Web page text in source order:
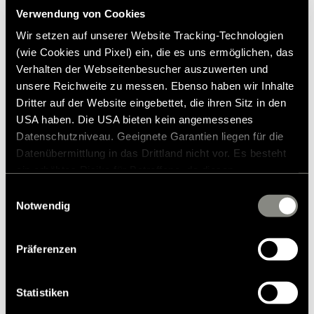
Verwendung von Cookies
Wir setzen auf unserer Website Tracking-Technologien
(wie Cookies und Pixel) ein, die es uns ermöglichen, das
Verhalten der Webseitenbesucher auszuwerten und
unsere Reichweite zu messen. Ebenso haben wir Inhalte
Dritter auf der Website eingebettet, die ihren Sitz in den
USA haben. Die USA bieten kein angemessenes
Datenschutzniveau. Geeignete Garantien liegen für die
Datenübermittlung in das Drittland nicht vor. Es besteht
zustehen. Eingesetzte Dienstleister können Daten für
zusammenführen. Weitere Informationen finden Sie in
unsererDatenschutzerklärung
. Akzeptieren Sie oder
Einstellungen aus, erteilen Sie uns Ihre Einwilligung zur
Verarbeitung Ihrer Daten zu den genannten Zwecken. Die
Notwendig
Präferenzen
Statistiken
Material: 60% bomull / 40% polyester
Single jersey, 190 gr/m²
Färg: antracit
Tillgängliga storlekar: Damer: XS - 3XL / Herr: S - 4XL
Kort ärm
Polokrage
Slitsar i nederkant
Skötselråd: tvättas i 30° (skonsamt program), ej lämplig för
torktumling
Passar artikeln till mitt fordon?
Artikelnummer: 2987811
* Hymer originaltillbehör är inte tillgängliga från fabriken,
utan kan endast beställas och eftermonteras via din